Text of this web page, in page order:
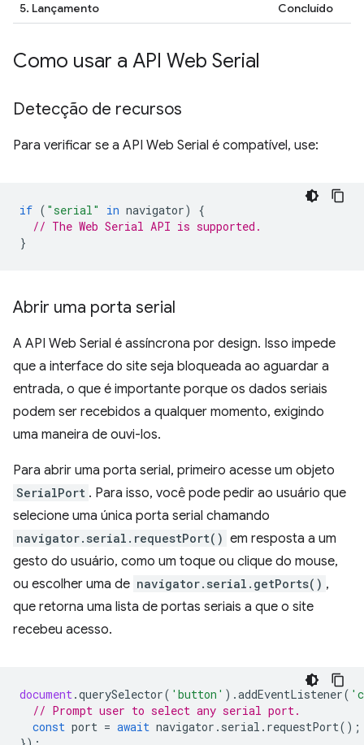
5. Lançamento
Concluído
Como usar a API Web Serial
Detecção de recursos
Para verificar se a API Web Serial é compatível, use:
if ( "serial" in navigator)
{
// The Web Serial API is supported.
}
Abrir uma porta serial
A API Web Serial é assíncrona por design. Isso impede
que a interface do site seja bloqueada ao aguardar a
entrada, o que é importante porque os dados seriais
podem ser recebidos a qualquer momento, exigindo
uma maneira de ouvi-los.
Para abrir uma porta serial, primeiro acesse um objeto
SerialPort . Para isso, você pode pedir ao usuário que
selecione uma única porta serial chamando
navigator.serial.requestPort() em resposta a um
gesto do usuário, como um toque ou clique do mouse,
ou escolher uma de navigator.serial.getPorts() ,
que retorna uma lista de portas seriais a que o site
recebeu acesso.
document.querySelector( 'button' ).addEventListener(
// Prompt user to select any serial port.
const port = await navigator . serial . requestPort();